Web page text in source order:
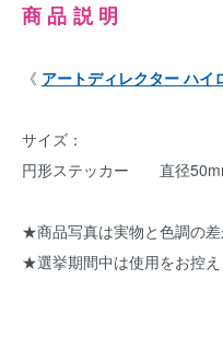
商品説明
《 アートディレクター ハイ
サイズ：
円形ステッカー 直径
★商品写真は実物と色調の差
★選挙期間中は使用をお控え